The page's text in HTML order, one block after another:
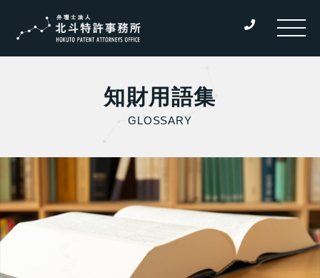
知財用語集
GLOSSARY